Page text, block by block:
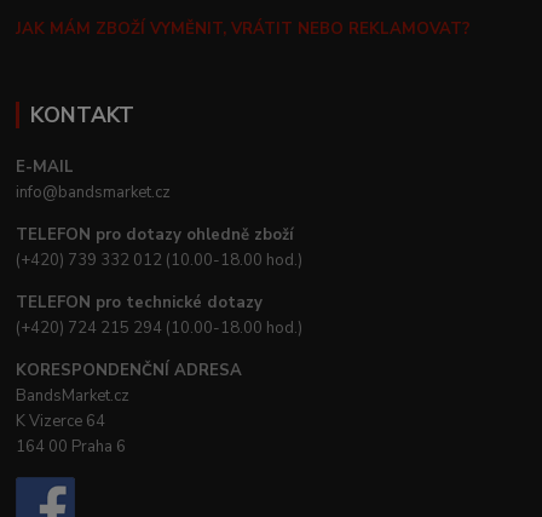
JAK MÁM ZBOŽÍ VYMĚNIT, VRÁTIT NEBO REKLAMOVAT?
KONTAKT
E-MAIL
info@bandsmarket.cz
TELEFON pro dotazy ohledně zboží
(+420) 739 332 012 (10.00-18.00 hod.)
TELEFON pro technické dotazy
(+420) 724 215 294 (10.00-18.00 hod.)
KORESPONDENČNÍ ADRESA
BandsMarket.cz
K Vizerce 64
164 00 Praha 6